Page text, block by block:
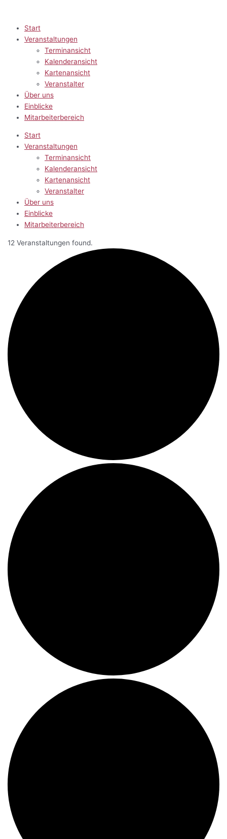
springenStart
Veranstaltungen
Terminansicht
Kalenderansicht
Kartenansicht
Veranstalter
Über uns
Einblicke
Mitarbeiterbereich
Start
Veranstaltungen
Terminansicht
Kalenderansicht
Kartenansicht
Veranstalter
Über uns
Einblicke
Mitarbeiterbereich
12 Veranstaltungen found.